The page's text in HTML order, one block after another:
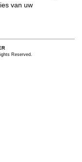
van uw
Reserved.